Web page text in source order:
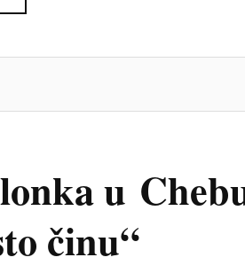
u
činu“